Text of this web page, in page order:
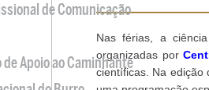
Nas férias, a
organizadas por
científicas. Na edição
de Comunicação
Apoio ao Caminhante